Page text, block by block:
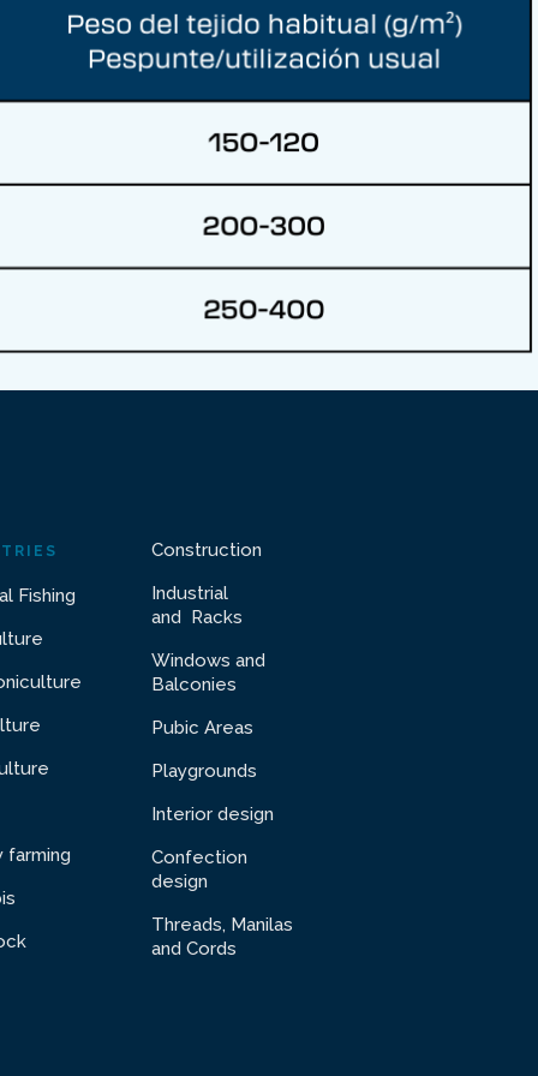
Fishing
farming
Construction
Industrial
and Racks
Windows and
Balconies
Pubic Areas
Playgrounds
Interior design
Confection
design
Threads, Manilas
and Cords